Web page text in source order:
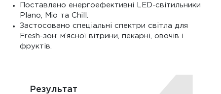
Поставлено енергоефективні LED-світильники
Plano, Mio та Chill.
Застосовано спеціальні спектри світла для
Fresh-зон: м’ясної вітрини, пекарні, овочів і
фруктів.
Результат